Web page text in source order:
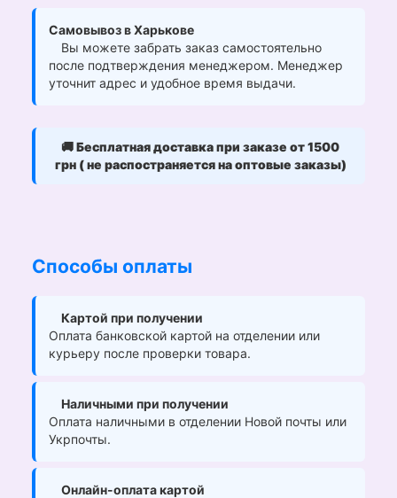
Самовывоз в Харькове
Вы можете забрать заказ самостоятельно
после подтверждения менеджером. Менеджер
уточнит адрес и удобное время выдачи.
🚚Бесплатная доставка при заказе от 1500
грн ( не распостраняется на оптовые заказы)
Способы оплаты
Картой при получении
Оплата банковской картой на отделении или
курьеру после проверки товара.
Наличными при получении
Оплата наличными в отделении Новой почты или
Укрпочты.
Онлайн-оплата картой